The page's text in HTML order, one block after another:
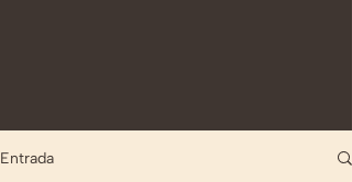
Entrada